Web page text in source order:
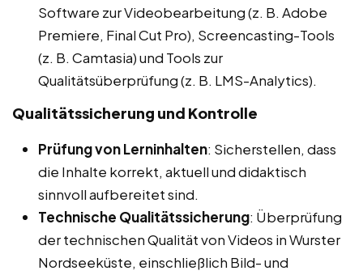
Software zur Videobearbeitung (z. B. Adobe
Premiere, Final Cut Pro), Screencasting-Tools
(z. B. Camtasia) und Tools zur
Qualitätsüberprüfung (z. B. LMS-Analytics).
Qualitätssicherung und Kontrolle
Prüfung von Lerninhalten: Sicherstellen, dass
die Inhalte korrekt, aktuell und didaktisch
sinnvoll aufbereitet sind.
Technische Qualitätssicherung: Überprüfung
der technischen Qualität von Videos in Wurster
Nordseeküste, einschließlich Bild- und